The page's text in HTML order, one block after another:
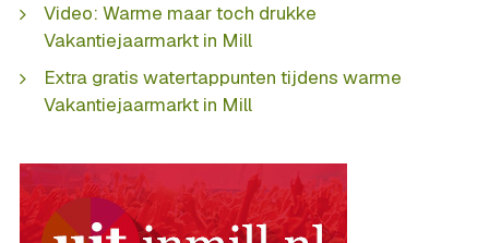
Video: Warme maar toch drukke
Vakantiejaarmarkt in Mill
Extra gratis watertappunten tijdens warme
Vakantiejaarmarkt in Mill